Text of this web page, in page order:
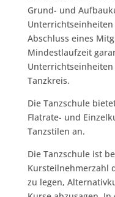
Grund- und
Abschluss eines
Mindestlaufzeit
Tanzkreis.
Die Tanzschule
Flatrate- und
Tanzstilen an.
Die Tanzschule ist
Kursteilnehmerzahl
zu legen,